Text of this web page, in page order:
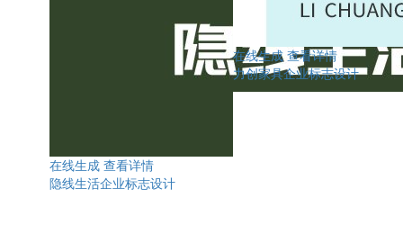
在线生成 查看详情
隐线生活企业标志设计
在线生成 查看详情
力创家具企业标志设计